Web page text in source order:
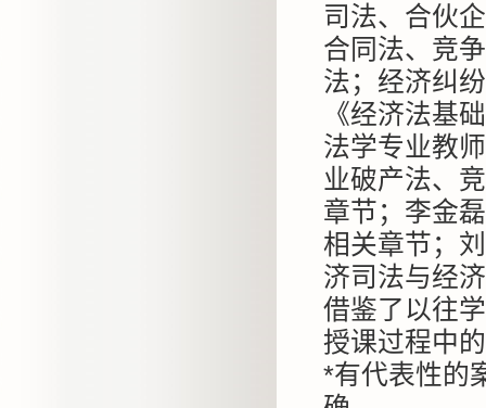
司法、合伙
合同法、竞
法；经济纠
《经济法基
法学专业教
业破产法、
章节；李金
相关章节；
济司法与经
借鉴了以往
授课过程中
*有代表性的